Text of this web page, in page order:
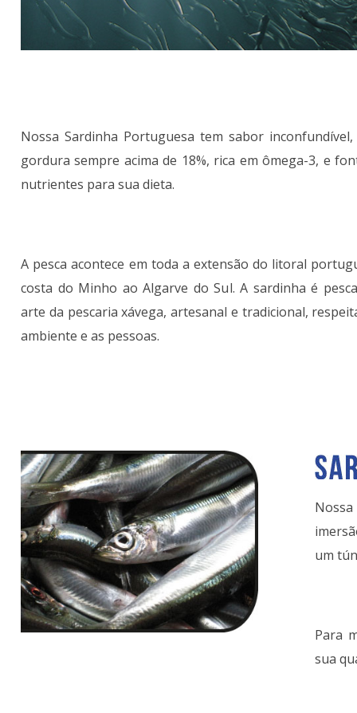
Nossa Sardinha Portuguesa tem sabor
gordura sempre acima de 18%, rica em ômega-3, e
nutrientes para sua dieta.
A pesca acontece em toda a extensão do litoral
costa do Minho ao Algarve do Sul. A sardinha é
arte da pescaria xávega, artesanal e tradicional,
ambiente e as pessoas.
um
Para
sua